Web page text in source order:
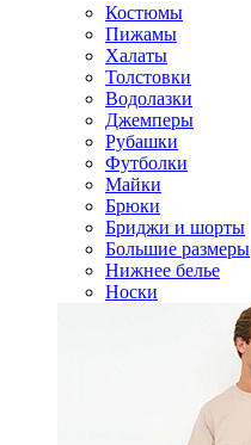
Костюмы
Пижамы
Халаты
Толстовки
Водолазки
Джемперы
Рубашки
Футболки
Майки
Брюки
Бриджи и шорты
Большие размеры
Нижнее белье
Носки